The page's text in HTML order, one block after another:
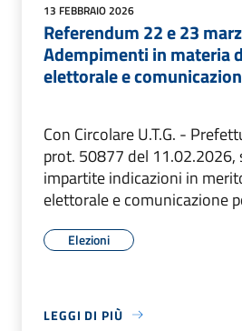
13 FEBBRAIO 2026
Referendum 22 e 23
Adempimenti in materia
elettorale e
Con Circolare U.T.G. -
prot. 50877 del 11.02.2026,
impartite indicazioni in
elettorale e comunicazione
Elezioni
LEGGI DI PIÙ